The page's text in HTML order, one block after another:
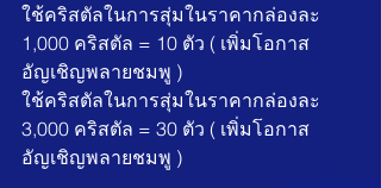
ใช้คริสตัลในการสุ่มในราคากล่องละ
1,000 คริสตัล = 10 ตัว ( เพิ่มโอกาส
อัญเชิญพลายชมพู )
ใช้คริสตัลในการสุ่มในราคากล่องละ
3,000 คริสตัล = 30 ตัว ( เพิ่มโอกาส
อัญเชิญพลายชมพู )